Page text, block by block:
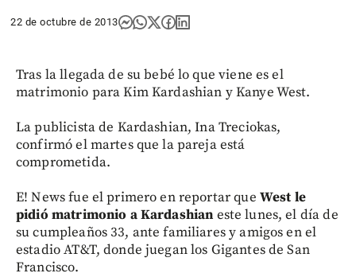
22 de octubre de 2013
Tras la llegada de su bebé lo que viene es el
matrimonio para Kim Kardashian y Kanye West.
La publicista de Kardashian, Ina Treciokas,
confirmó el martes que la pareja está
comprometida.
E! News fue el primero en reportar que West le
pidió matrimonio a Kardashian este lunes, el día de
su cumpleaños 33, ante familiares y amigos en el
estadio AT&T, donde juegan los Gigantes de San
Francisco.